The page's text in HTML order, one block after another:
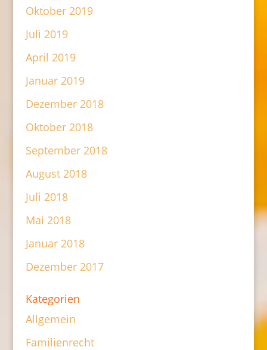
Oktober 2019
Juli 2019
April 2019
Januar 2019
Dezember 2018
Oktober 2018
September 2018
August 2018
Juli 2018
Mai 2018
Januar 2018
Dezember 2017
Kategorien
Allgemein
Familienrecht